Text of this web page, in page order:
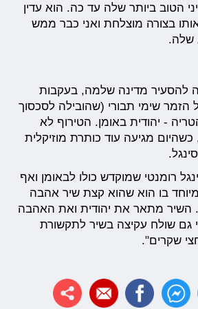
הטוב ביותר שלה עד כה. הוא עדין
בצורה מוצלחת ואני כבר ממש
שלה.
להסעיר מדינה שלמה, בעקבות
הזמר שימי תבורי (שהובילה לסכסוך
- יהודית באומן. הטירוף לא
מגיעה עוד כותרת מוזיקלית
רומנטי שמוקדש כולו לבאומן ואף
בו הוא שהוא קצת שיר אהבה
השיר מתאר את יהודית ואת האהבה
גם שולח עקיצה בשיר לתקשורת
שקרים".